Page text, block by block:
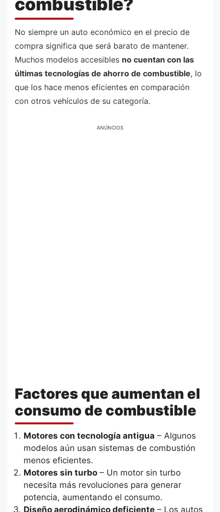
No siempre un auto económico en el precio de
compra significa que será barato de mantener.
Muchos modelos accesibles no cuentan con las
últimas tecnologías de ahorro de combustible, lo
que los hace menos eficientes en comparación
con otros vehículos de su categoría.
ANÚNCIOS
Factores que aumentan el
consumo de combustible
Motores con tecnología antigua – Algunos
modelos aún usan sistemas de combustión
menos eficientes.
Motores sin turbo– Un motor sin turbo
necesita más revoluciones para generar
potencia, aumentando el consumo.
Diseño aerodinámico deficiente– Los autos